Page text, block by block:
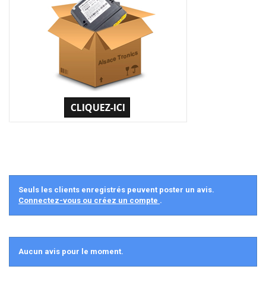
Seuls les clients enregistrés peuvent poster un avis.
Connectez-vous ou créez un compte .
Aucun avis pour le moment.